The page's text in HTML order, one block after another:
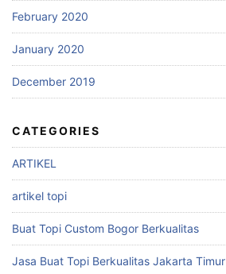
February 2020
January 2020
December 2019
CATEGORIES
ARTIKEL
artikel topi
Buat Topi Custom Bogor Berkualitas
Jasa Buat Topi Berkualitas Jakarta Timur